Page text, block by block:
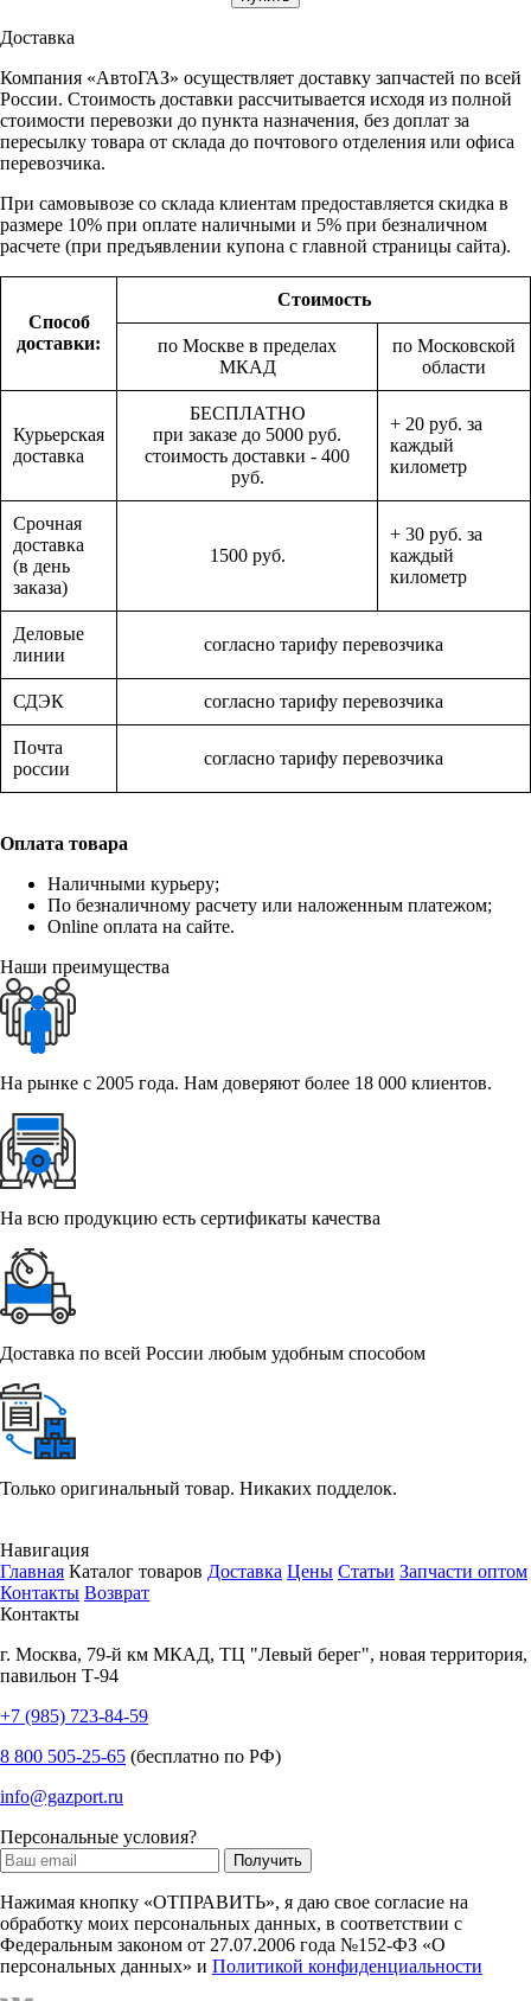
Доставка
Компания «АвтоГАЗ» осуществляет доставку запчастей по всей
России. Стоимость доставки рассчитывается исходя из полной
стоимости перевозки до пункта назначения, без доплат за
пересылку товара от склада до почтового отделения или офиса
перевозчика.
При самовывозе со склада клиентам предоставляется скидка в
размере 10% при оплате наличными и 5% при безналичном
расчете (при предъявлении купона с главной страницы сайта).
Способ
доставки:
Стоимость
по Москве в пределах
МКАД
по Московской
области
Курьерская
доставка
БЕСПЛАТНО
при заказе до 5000 руб.
стоимость доставки - 400
руб.
+ 20 руб. за
каждый
километр
Срочная
доставка
(в день
заказа)
1500 руб.
+ 30 руб. за
каждый
километр
Деловые
линии
согласно тарифу перевозчика
СДЭК согласно тарифу перевозчика
Почта
россии
согласно тарифу перевозчика
Оплата товара
Наличными курьеру;
По безналичному расчету или наложенным платежом;
Online оплата на сайте.
Наши преимущества
На рынке с 2005 года. Нам доверяют более 18 000 клиентов.
На всю продукцию есть сертификаты качества
Доставка по всей России любым удобным способом
Только оригинальный товар. Никаких подделок.
Навигация
Главная Каталог товаров Доставка Цены Статьи Запчасти оптом
Контакты Возврат
Контакты
г. Москва, 79-й км МКАД, ТЦ "Левый берег", новая территория,
павильон Т-94
+7 (985) 723-84-59
8 800 505-25-65 (бесплатно по РФ)
info@gazport.ru
Персональные условия?
Нажимая кнопку «ОТПРАВИТЬ», я даю свое согласие на
обработку моих персональных данных, в соответствии с
Федеральным законом от 27.07.2006 года №152-ФЗ «О
персональных данных» и Политикой конфиденциальности